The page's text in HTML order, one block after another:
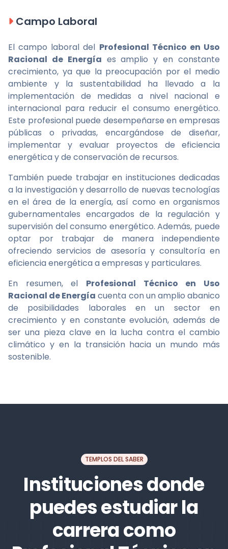
Campo Laboral
El campo laboral del Profesional Técnico en Uso
Racional de Energía es amplio y en constante
crecimiento, ya que la preocupación por el medio
ambiente y la sustentabilidad ha llevado a la
implementación de medidas a nivel nacional e
internacional para reducir el consumo energético.
Este profesional puede desempeñarse en empresas
públicas o privadas, encargándose de diseñar,
implementar y evaluar proyectos de eficiencia
energética y de conservación de recursos.
También puede trabajar en instituciones dedicadas
a la investigación y desarrollo de nuevas tecnologías
en el área de la energía, así como en organismos
gubernamentales encargados de la regulación y
supervisión del consumo energético. Además, puede
optar por trabajar de manera independiente
ofreciendo servicios de asesoría y consultoría en
eficiencia energética a empresas y particulares.
En resumen, el Profesional Técnico en Uso
Racional de Energía cuenta con un amplio abanico
de posibilidades laborales en un sector en
crecimiento y en constante evolución, además de
ser una pieza clave en la lucha contra el cambio
climático y en la transición hacia un mundo más
sostenible.
TEMPLOS DEL SABER
Instituciones donde
puedes estudiar la
carrera como